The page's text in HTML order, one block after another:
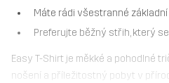
Máte rádi všestranné
Preferujte běžný střih, který
Easy T-Shirt je měkké a pohodlné
nošení a příležitostný pobyt v